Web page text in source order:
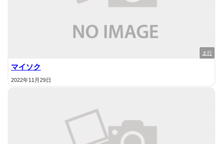
ま行
マイソク
2022年11月29日